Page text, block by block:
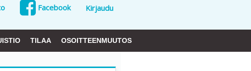
Facebook Kirjaudu
TILAA OSOITTEENMUUTOS